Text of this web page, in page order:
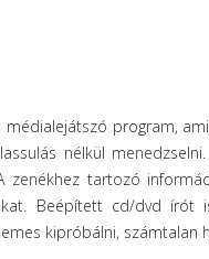
médialejátszó program,
nélkül
zenékhez tartozó
Beépített cd/dvd írót
kipróbálni, számtalan